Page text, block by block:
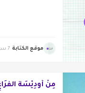
موقع الكتابة 7 سبتمبر 2017
مِنْ أُودِيْسَة